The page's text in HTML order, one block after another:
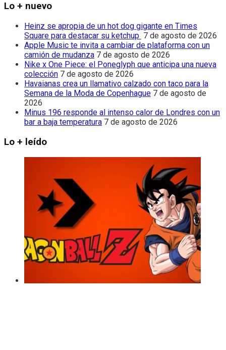
Lo + nuevo
Heinz se apropia de un hot dog gigante en Times
Square para destacar su ketchup 7 de agosto de 2026
Apple Music te invita a cambiar de plataforma con un
camión de mudanza 7 de agosto de 2026
Nike x One Piece: el Poneglyph que anticipa una nueva
colección 7 de agosto de 2026
Havaianas crea un llamativo calzado con taco para la
Semana de la Moda de Copenhague 7 de agosto de
2026
Minus 196 responde al intenso calor de Londres con un
bar a baja temperatura 7 de agosto de 2026
Lo + leído